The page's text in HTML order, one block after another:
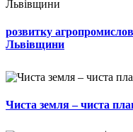
розвитку
Львівщини
Чиста земля – чиста